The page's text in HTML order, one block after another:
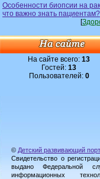
Особенности биопсии на
что важно знать пациентам?
[
На сайте всего:13
Гостей:13
Пользователей: 0
© Детский развивающий
Свидетельство о
выдано Федеральной
информационных